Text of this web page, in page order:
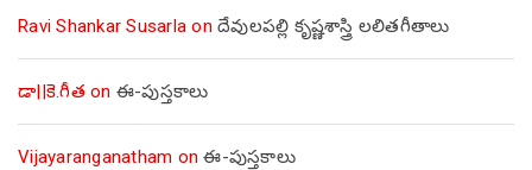
Ravi Shankar Susarla on దేవులపల్లి కృష్ణశాస్త్రి లలితగీతాలు
డా||కె.గీత on ఈ-పుస్తకాలు
Vijayaranganatham onఈ-పుస్తకాలు